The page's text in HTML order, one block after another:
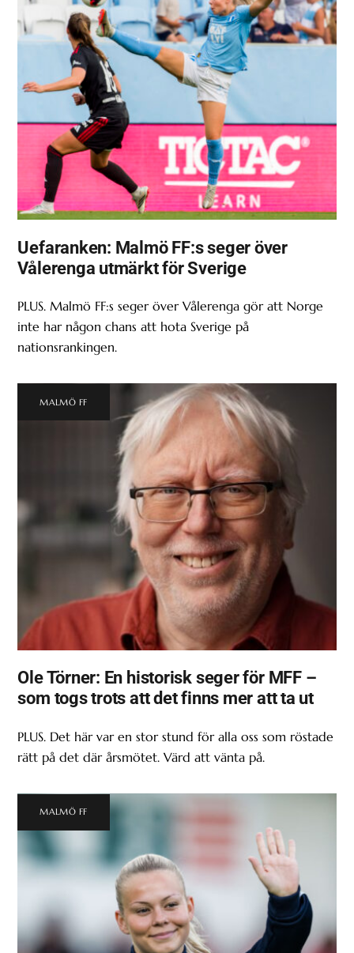
Uefaranken: Malmö FF:s seger över
Vålerenga utmärkt för Sverige
PLUS. Malmö FF:s seger över Vålerenga gör att Norge
inte har någon chans att hota Sverige på
nationsrankingen.
MALMÖ FF
Ole Törner: En historisk seger för MFF –
som togs trots att det finns mer att ta ut
PLUS. Det här var en stor stund för alla oss som röstade
rätt på det där årsmötet. Värd att vänta på.
MALMÖ FF